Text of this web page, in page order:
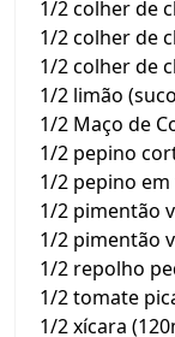
1/2 colher de
1/2 colher de
1/2 colher de
1/2 limão
1/2 Maço de
1/2 pepino
1/2 pepino
1/2 pimentão
1/2 pimentão
1/2 repolho
1/2 tomate
1/2 xícara